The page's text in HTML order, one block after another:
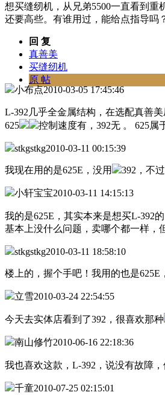
想买缝纫机，从兄弟5500一直看到重
还要高些。有谁用过，能给点指导吗
回 复
真善美
买缝纫机
原 帖
小布点2010-03-05 17:45:46
L-392几乎全金属结构，在选配真善
625
控制速度有，392无 。 625属
stkgstkg2010-03-11 00:15:39
我现在用的是625E，没用 392，不
小轩宝宝2010-03-11 14:15:13
我的是625E，其实本来是想买L-392
基本上没什么问题，卖哪个都一样，
stkgstkg2010-03-11 18:58:10
楼上的，握个手吧！我用的也是625E
立雪2010-03-24 22:54:55
今天去实体店看到了392，很喜欢那种
南山修竹2010-06-16 22:18:36
我也喜欢这款，L-392，说没有故障
千童2010-07-25 02:15:01